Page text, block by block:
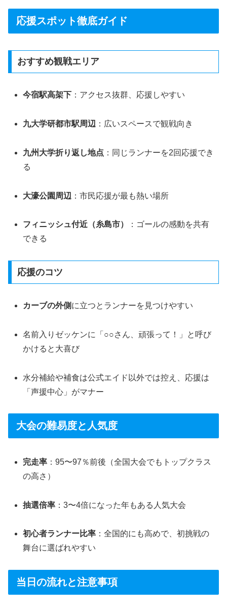
応援スポット徹底ガイド
おすすめ観戦エリア
今宿駅高架下 ：アクセス抜群、応援しやすい
九大学研都市駅周辺 ：広いスペースで観戦向き
九州大学折り返し地点 ：同じランナーを2回応援でき
る
大濠公園周辺 ：市民応援が最も熱い場所
フィニッシュ付近（糸島市）
：ゴールの感動を共有
できる
応援のコツ
カーブの外側 に立つとランナーを見つけやすい
名前入りゼッケンに「○○さん、頑張って！」と呼び
かけると大喜び
水分補給や補食は公式エイド以外では控え、応援は
「声援中心」がマナー
大会の難易度と人気度
完走率 ：95〜97％前後（全国大会でもトップクラス
の高さ）
抽選倍率 ：3〜4倍になった年もある人気大会
初心者ランナー比率 ：全国的にも高めで、初挑戦の
舞台に選ばれやすい
当日の流れと注意事項